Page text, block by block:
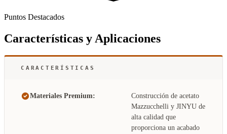
Puntos Destacados
Características y Aplicaciones
CARACTERÍSTICAS
Materiales Premium:
Construcción de acetato
Mazzucchelli y JINYU de
alta calidad que
proporciona un acabado